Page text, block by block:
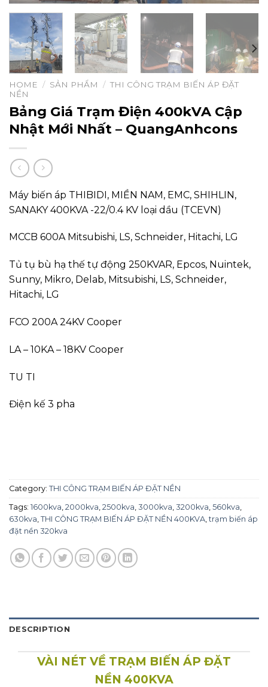
HOME / SẢN PHẨM / THI CÔNG TRẠM BIẾN ÁP ĐẶT
NỀN
Bảng Giá Trạm Điện 400kVA Cập
Nhật Mới Nhất – QuangAnhcons
Máy biến áp THIBIDI, MIỀN NAM, EMC, SHIHLIN,
SANAKY 400KVA -22/0.4 KV loại dầu (TCEVN)
MCCB 600A Mitsubishi, LS, Schneider, Hitachi, LG
Tủ tụ bù hạ thế tự động 250KVAR, Epcos, Nuintek,
Sunny, Mikro, Delab, Mitsubishi, LS, Schneider,
Hitachi, LG
FCO 200A 24KV Cooper
LA – 10KA – 18KV Cooper
TU TI
Điện kế 3 pha
Category: THI CÔNG TRẠM BIẾN ÁP ĐẶT NỀN
Tags: 1600kva 2000kva 2500kva 3000kva 3200kva 560kva
630kva THI CÔNG TRẠM BIẾN ÁP ĐẶT NỀN 400KVA ,trạm biến áp
đặt nền 320kva
DESCRIPTION
VÀI NÉT VỀ TRẠM BIẾN ÁP ĐẶT
NỀN 400KVA